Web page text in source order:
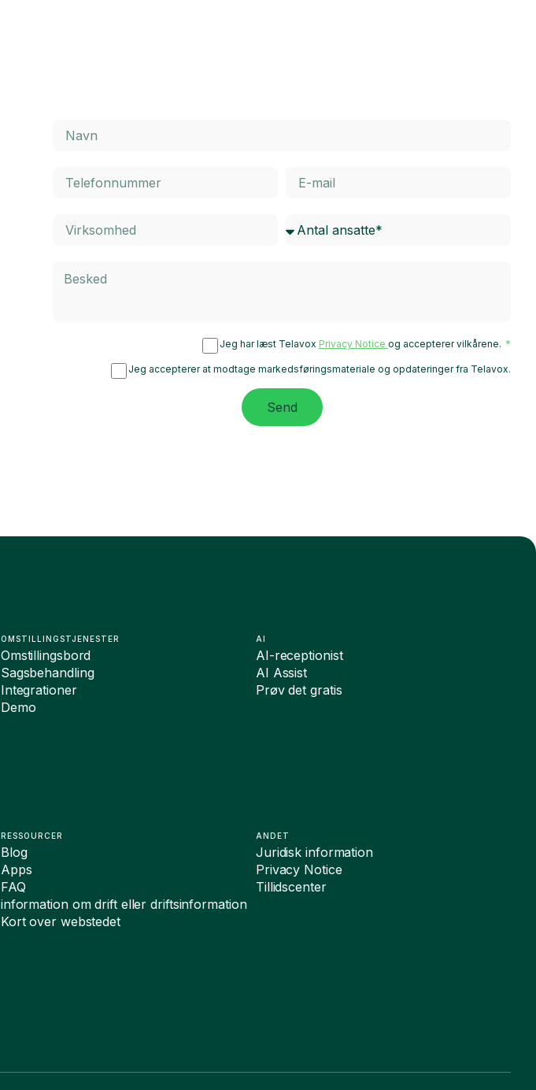
Jeg har læst Telavox Privacy Notice og accepterer vilkårene.
Jeg accepterer at modtage markedsføringsmateriale og opdateringer fra Telavox.
Send
OMSTILLINGSTJENESTER
Omstillingsbord
Sagsbehandling
Integrationer
Demo
RESSOURCER
Blog
Apps
FAQ
information om drift eller driftsinformation
Kort over webstedet
AI
AI-receptionist
AI Assist
Prøv det gratis
ANDET
Juridisk information
Privacy Notice
Tillidscenter